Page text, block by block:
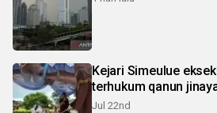
Kejari Simeulue
terhukum qanun
Jul 22nd